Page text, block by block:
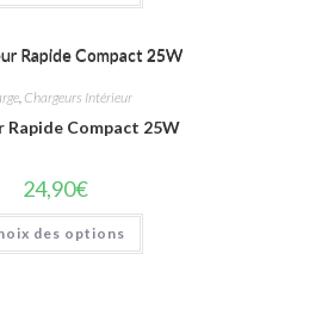
, Chargeurs Intérieur
Rapide Compact 25W
24,90€
des options